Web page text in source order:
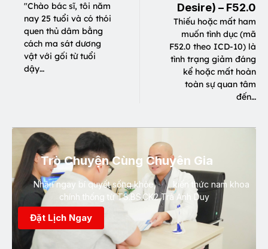
"Chào bác sĩ, tôi năm
nay 25 tuổi và có thói
quen thủ dâm bằng
cách ma sát dương
vật với gối từ tuổi
dậy…
Desire) – F52.0
Thiếu hoặc mất ham
muốn tình dục (mã
F52.0 theo ICD-10) là
tình trạng giảm đáng
kể hoặc mất hoàn
toàn sự quan tâm
đến…
Trò Chuyện Cùng Chuyên Gia
Nhận ngay bí quyết sống khỏe, kiến thức nam khoa
chính thống từ TS.BS.CK2 Trà Anh Duy
Đặt Lịch Ngay